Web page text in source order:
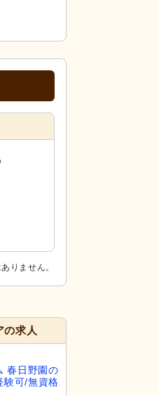
りません。
の求人
春日野園の
験可/無資格